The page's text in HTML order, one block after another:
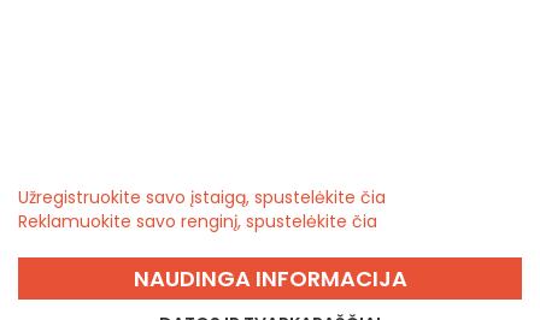
Užregistruokite savo įstaigą, spustelėkite čia
Reklamuokite savo renginį, spustelėkite čia
NAUDINGA INFORMACIJA